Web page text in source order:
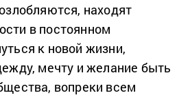
находят
в постоянном
к новой жизни,
мечту и желание быть
вопреки всем